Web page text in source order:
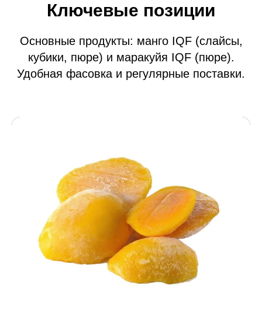
Ключевые позиции
Основные продукты: манго IQF (слайсы,
кубики, пюре) и маракуйя IQF (пюре).
Удобная фасовка и регулярные поставки.